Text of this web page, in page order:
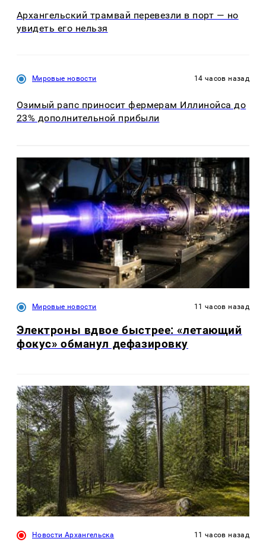
Архангельский трамвай перевезли в порт — но
увидеть его нельзя
Мировые новости 14 часов назад
Озимый рапс приносит фермерам Иллинойса до
23% дополнительной прибыли
Мировые новости 11 часов назад
Электроны вдвое быстрее: «летающий
фокус» обманул дефазировку
Новости Архангельска 11 часов назад